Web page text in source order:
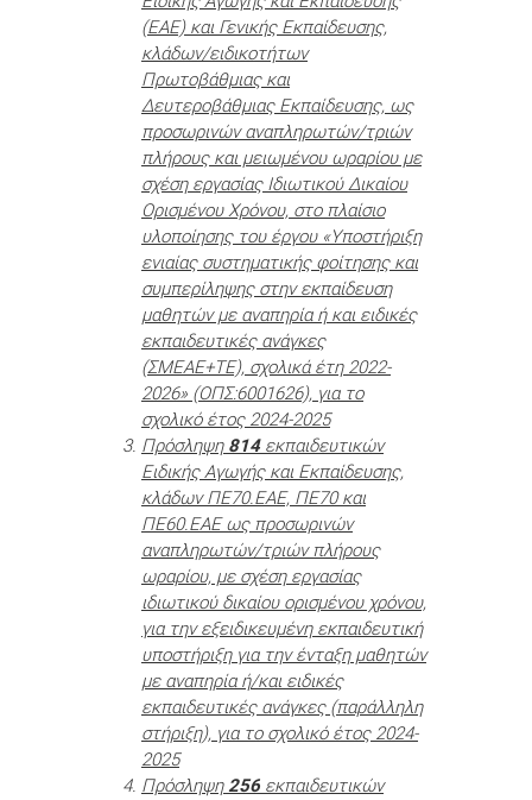
(ΕΑΕ) και Γενικής Εκπαίδευσης,
κλάδων/ειδικοτήτων
Πρωτοβάθμιας και
Δευτεροβάθμιας Εκπαίδευσης, ως
προσωρινών αναπληρωτών/τριών
πλήρους και μειωμένου ωραρίου με
σχέση εργασίας Ιδιωτικού Δικαίου
Ορισμένου Χρόνου, στο πλαίσιο
υλοποίησης του έργου «Υποστήριξη
ενιαίας συστηματικής φοίτησης και
συμπερίληψης στην εκπαίδευση
μαθητών με αναπηρία ή και ειδικές
εκπαιδευτικές ανάγκες
(ΣΜΕΑΕ+ΤΕ), σχολικά έτη 2022-
2026» (ΟΠΣ:6001626), για το
σχολικό έτος 2024-2025
Πρόσληψη 814εκπαιδευτικών
Ειδικής Αγωγής και Εκπαίδευσης,
κλάδων ΠΕ70.ΕΑΕ, ΠΕ70 και
ΠΕ60.ΕΑΕ ως προσωρινών
αναπληρωτών/τριών πλήρους
ωραρίου, με σχέση εργασίας
ιδιωτικού δικαίου ορισμένου χρόνου,
για την εξειδικευμένη εκπαιδευτική
υποστήριξη για την ένταξη μαθητών
με αναπηρία ή/και ειδικές
εκπαιδευτικές ανάγκες (παράλληλη
στήριξη), για το σχολικό έτος 2024-
2025
Πρόσληψη256 εκπαιδευτικών